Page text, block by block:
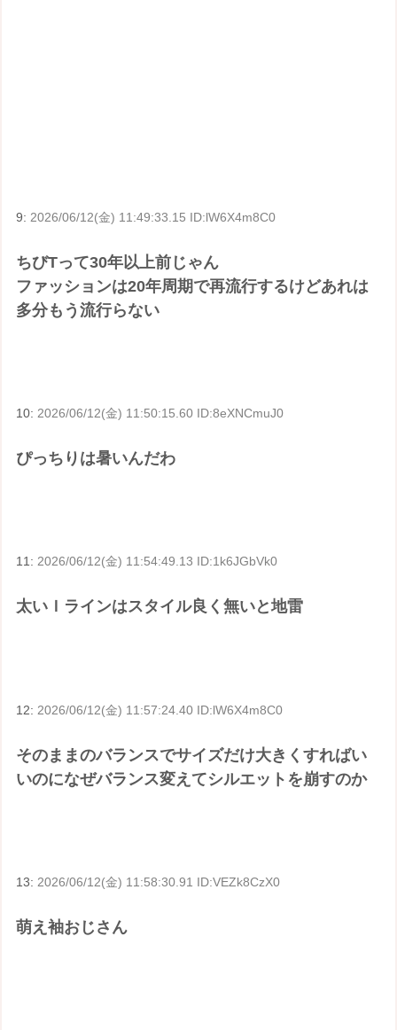
9: 2026/06/12(金) 11:49:33.15 ID:lW6X4m8C0
ちびTって30年以上前じゃん
ファッションは20年周期で再流行するけどあれは
多分もう流行らない
10: 2026/06/12(金) 11:50:15.60 ID:8eXNCmuJ0
ぴっちりは暑いんだわ
11:2026/06/12(金) 11:54:49.13 ID:1k6JGbVk0
太いＩラインはスタイル良く無いと地雷
12: 2026/06/12(金) 11:57:24.40 ID:lW6X4m8C0
そのままのバランスでサイズだけ大きくすればい
いのになぜバランス変えてシルエットを崩すのか
13: 2026/06/12(金) 11:58:30.91 ID:VEZk8CzX0
萌え袖おじさん